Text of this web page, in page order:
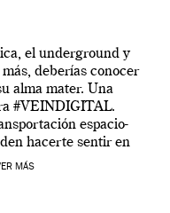
el underground y
deberías conocer
alma mater. Una
#VEINDIGITAL.
espacio-
hacerte sentir en
[…]
MÁS